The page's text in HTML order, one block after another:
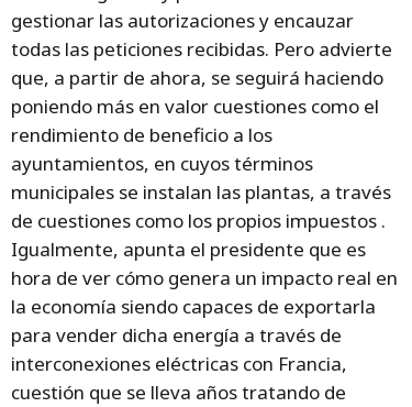
gestionar las autorizaciones y encauzar
todas las peticiones recibidas. Pero advierte
que, a partir de ahora, se seguirá haciendo
poniendo más en valor cuestiones como el
rendimiento de beneficio a los
ayuntamientos, en cuyos términos
municipales se instalan las plantas, a través
de cuestiones como los propios impuestos .
Igualmente, apunta el presidente que es
hora de ver cómo genera un impacto real en
la economía siendo capaces de exportarla
para vender dicha energía a través de
interconexiones eléctricas con Francia,
cuestión que se lleva años tratando de